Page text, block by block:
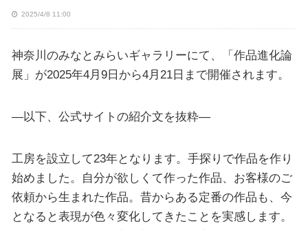
2025/4/8 11:00
神奈川のみなとみらいギャラリーにて、「作品進化論
展」が2025年4月9日から4月21日まで開催されます。
—以下、公式サイトの紹介文を抜粋—
工房を設立して23年となります。手探りで作品を作り
始めました。自分が欲しくて作った作品、お客様のご
依頼から生まれた作品。昔からある定番の作品も、今
となると表現が色々変化してきたことを実感します。